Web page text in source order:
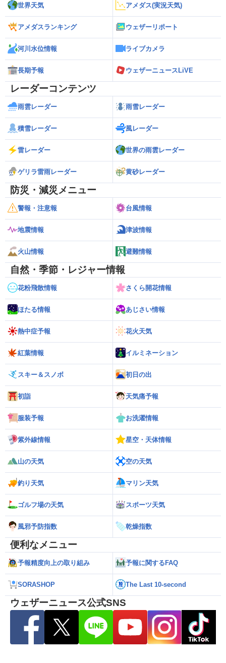
世界天気 アメダス(実況天気)
アメダスランキング ウェザーリポート
河川水位情報 ライブカメラ
長期予報 ウェザーニュースLiVE
レーダーコンテンツ
雨雲レーダー 雨雪レーダー
積雪レーダー 風レーダー
雷レーダー 世界の雨雲レーダー
ゲリラ雷雨レーダー 黄砂レーダー
防災・減災メニュー
警報・注意報 台風情報
地震情報 津波情報
火山情報 避難情報
自然・季節・レジャー情報
花粉飛散情報 さくら開花情報
ほたる情報 あじさい情報
熱中症予報 花火天気
紅葉情報 イルミネーション
スキー＆スノボ 初日の出
初詣 天気痛予報
服装予報 お洗濯情報
紫外線情報 星空・天体情報
山の天気 空の天気
釣り天気 マリン天気
ゴルフ場の天気 スポーツ天気
風邪予防指数 乾燥指数
便利なメニュー
予報精度向上の取り組み 予報に関するFAQ
SORASHOP The Last 10-second
ウェザーニュース公式SNS